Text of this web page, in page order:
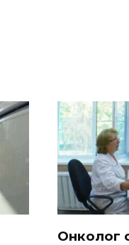
Онколог